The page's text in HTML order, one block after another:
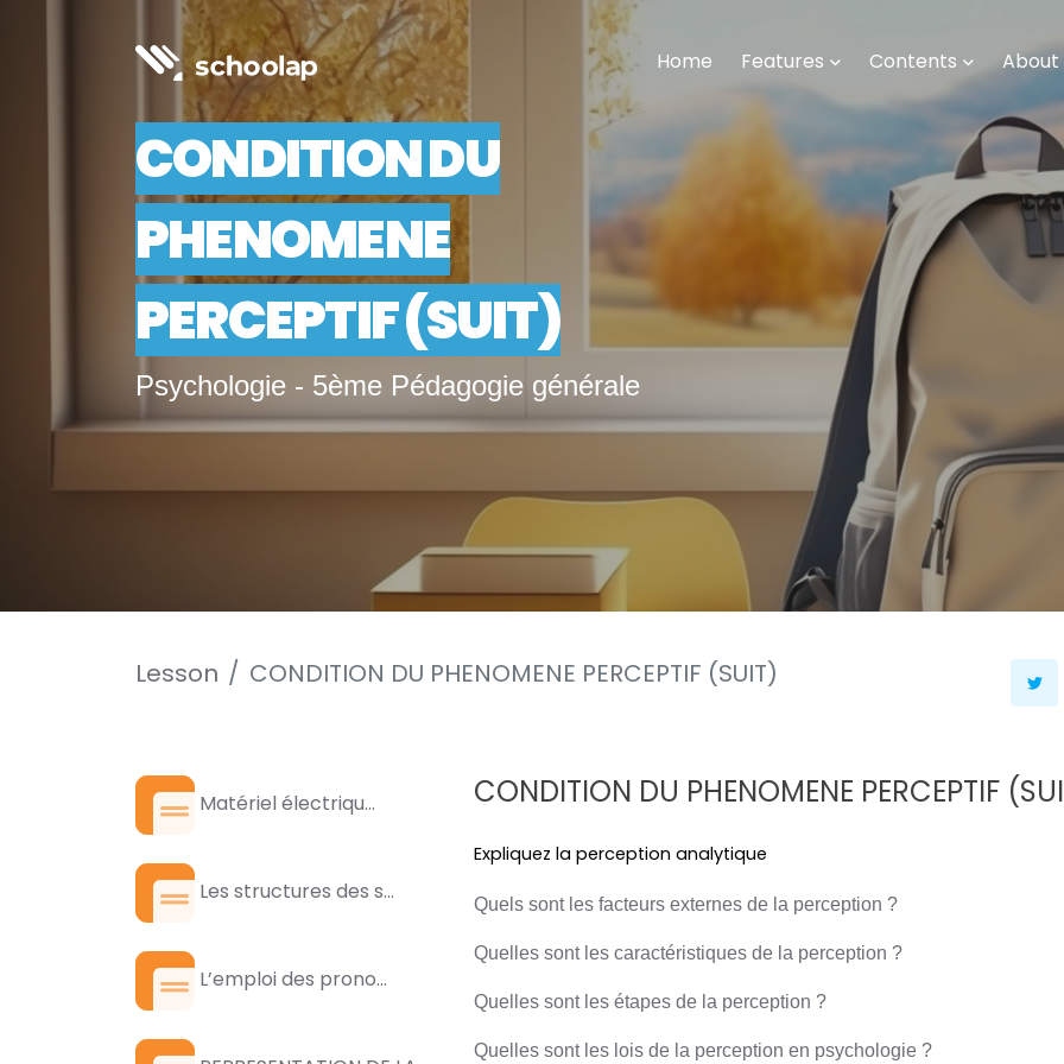
Home Features Contents About
CONDITION DU
PHENOMENE
PERCEPTIF (SUIT)
Psychologie - 5ème Pédagogie générale
Lesson CONDITION DU PHENOMENE PERCEPTIF (SUIT)
Matériel électriqu...
Les structures des s...
L’emploi des prono...
CONDITION DU PHENOMENE PERCEPTIF
Expliquez la perception analytique
Quels sont les facteurs externes de la perception ?
Quelles sont les caractéristiques de la perception ?
Quelles sont les étapes de la perception ?
Quelles sont les lois de la perception en psychologie ?